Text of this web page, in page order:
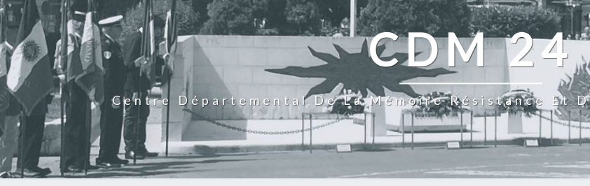
CDM 24
Centre Départemental De La Mémoire Résistance Et